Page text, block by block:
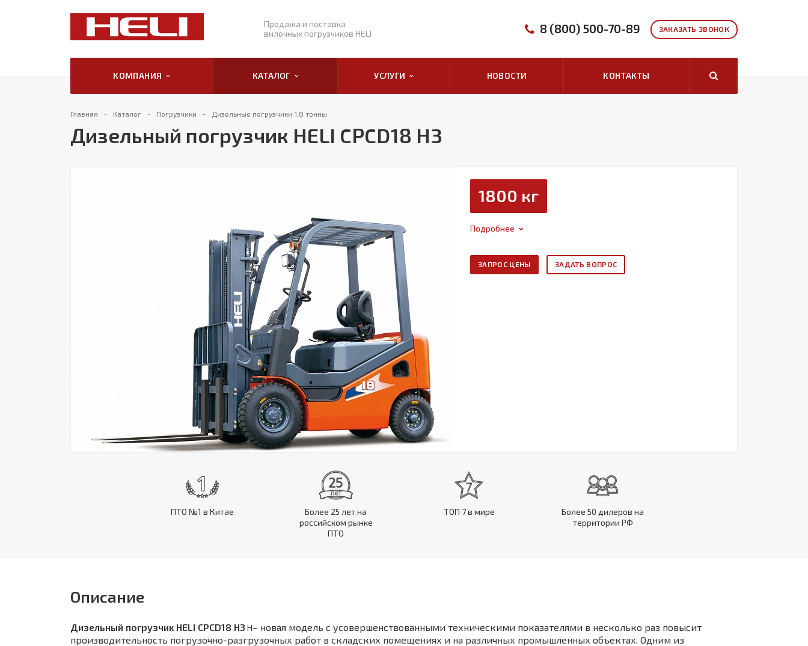
Продажа и поставка
вилочных погрузчиков HELI
ЗАКАЗАТЬ ЗВОНОК
8 (800) 500-70-89
КОМПАНИЯ КАТАЛОГ УСЛУГИ НОВОСТИ КОНТАКТЫ
Главная Каталог Погрузчики Дизельные погрузчики 1,8 тонны
Дизельный погрузчик HELI CPCD18 H3
1800 кг
Подробнее
ЗАПРОС ЦЕНЫ ЗАДАТЬ ВОПРОС
ПТО №1 в Китае
Более 25 лет на
российском рынке
ПТО
ТОП 7 в мире
Более 50 дилеров на
территории РФ
Описание
Дизельный погрузчик HELI CPCD18 H3 H– новая модель с усовершенствованными техническими показателями в несколько раз повысит
производительность погрузочно-разгрузочных работ в складских помещениях и на различных промышленных объектах. Одним из